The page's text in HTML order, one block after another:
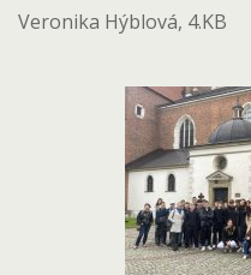
Veronika Hýblová, 4.KB